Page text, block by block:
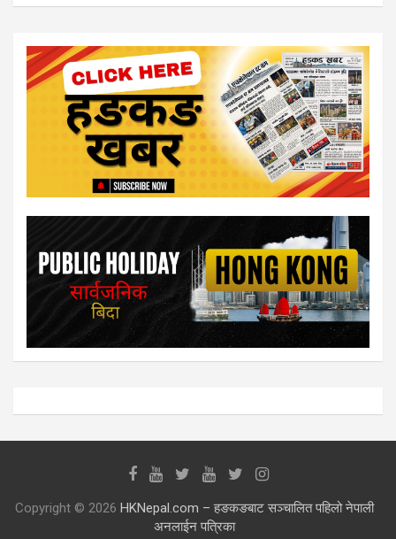
Copyright © 2026 HKNepal.com – हङकङबाट सञ्चालित पहिलो नेपाली
अनलाईन पत्रिका